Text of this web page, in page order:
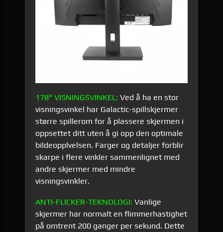
178° VISNINGSVINKEL: Ved å ha en stor
visningsvinkel har Galactic-spillskjermer
større spillerom for å plassere skjermen i
oppsettet ditt uten å gi opp den optimale
bildeopplvelsen. Farger og detaljer forblir
skarpe i flere vinkler sammenlignet med
andre skjermer med mindre
visningsvinkler.
ANTI-FLICKER-TEKNOLOGI: Vanlige
skjermer har normalt en flimmerhastighet
på omtrent 200 ganger per sekund. Dette